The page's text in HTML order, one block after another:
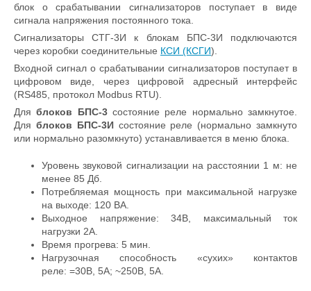
блок о срабатывании сигнализаторов поступает в виде
сигнала напряжения постоянного тока.
Сигнализаторы СТГ-3И к блокам БПС-3И подключаются
через коробки соединительные КСИ (КСГИ).
Входной сигнал о срабатывании сигнализаторов поступает в
цифровом виде, через цифровой адресный интерфейс
(RS485, протокол Modbus RTU).
Дляблоков БПС-3состояние реле нормально замкнутое.
Для блоков БПС-3И состояние реле (нормально замкнуто
или нормально разомкнуто) устанавливается в меню блока.
Уровень звуковой сигнализации на расстоянии 1 м: не
менее 85 Дб.
Потребляемая мощность при максимальной нагрузке
на выходе: 120 ВА.
Выходное напряжение: 34В, максимальный ток
нагрузки 2А.
Время прогрева: 5 мин.
Нагрузочная способность «сухих» контактов
реле: =30В, 5А; ~250В, 5А.